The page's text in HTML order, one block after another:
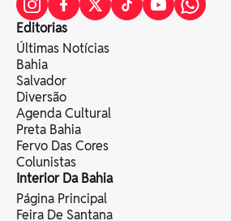
Editorias
Últimas Notícias
Bahia
Salvador
Diversão
Agenda Cultural
Preta Bahia
Fervo Das Cores
Colunistas
Interior Da Bahia
Página Principal
Feira De Santana